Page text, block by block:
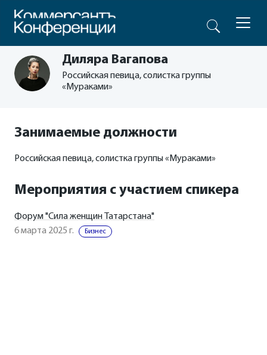
Диляра Вагапова
Российская певица, солистка группы
«Мураками»
Занимаемые должности
Российская певица, солистка группы «Мураками»
Мероприятия с участием спикера
Форум "Сила женщин Татарстана"
6 марта 2025 г.
Бизнес